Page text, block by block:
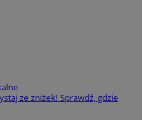
ze zniżek! Sprawdź, gdzie